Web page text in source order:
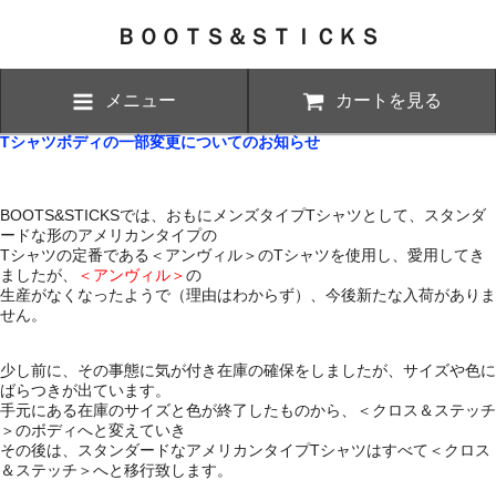
ＢＯＯＴＳ＆ＳＴＩＣＫＳ
メニュー カートを見る
Tシャツボディの一部変更についてのお知らせ
BOOTS&STICKSでは、おもにメンズタイプTシャツとして、スタンダ
ードな形のアメリカンタイプの
Tシャツの定番である＜アンヴィル＞のTシャツを使用し、愛用してき
ましたが、
＜アンヴィル＞の
生産がなくなったようで（理由はわからず）、今後新たな入荷がありま
せん。
少し前に、その事態に気が付き在庫の確保をしましたが、サイズや色に
ばらつきが出ています。
手元にある在庫のサイズと色が終了したものから、＜クロス＆ステッチ
＞のボディへと変えていき
その後は、スタンダードなアメリカンタイプTシャツはすべて＜クロス
＆ステッチ＞へと移行致します。